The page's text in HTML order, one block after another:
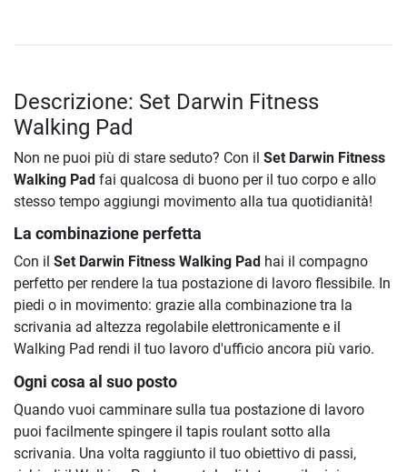
Descrizione: Set Darwin Fitness
Walking Pad
Non ne puoi più di stare seduto? Con il Set Darwin Fitness
Walking Pad fai qualcosa di buono per il tuo corpo e allo
stesso tempo aggiungi movimento alla tua quotidianità!
La combinazione perfetta
Con il Set Darwin Fitness Walking Pad hai il compagno
perfetto per rendere la tua postazione di lavoro flessibile. In
piedi o in movimento: grazie alla combinazione tra la
scrivania ad altezza regolabile elettronicamente e il
Walking Pad rendi il tuo lavoro d'ufficio ancora più vario.
Ogni cosa al suo posto
Quando vuoi camminare sulla tua postazione di lavoro
puoi facilmente spingere il tapis roulant sotto alla
scrivania. Una volta raggiunto il tuo obiettivo di passi,